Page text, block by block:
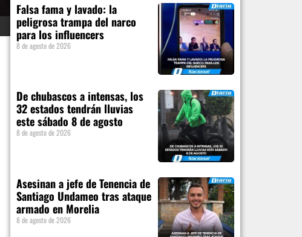
Falsa fama y lavado: la
peligrosa trampa del narco
para los influencers
8 de agosto de 2026
De chubascos a intensas, los
32 estados tendrán lluvias
este sábado 8 de agosto
8 de agosto de 2026
Asesinan a jefe de Tenencia de
Santiago Undameo tras ataque
armado en Morelia
8 de agosto de 2026